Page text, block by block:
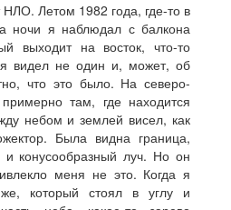
НЛО. Летом 1982 года, где-то в
ночи я наблюдал с балкона
выходит на восток, что-то
видел не один и, может, об
что это было. На северо-
там, где находится
небом и землей висел, как
Была видна граница,
и конусообразный луч. Но он
меня не это. Когда я
который стоял в углу и